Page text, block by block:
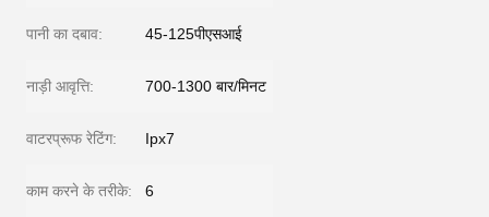
पानी का दबाव: 45-125पीएसआई
नाड़ी आवृत्ति: 700-1300 बार/मिनट
वाटरप्रूफ रेटिंग: Ipx7
काम करने के तरीके: 6